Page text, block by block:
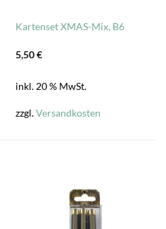
Kartenset XMAS-Mix, B6
5,50€
inkl. 20 % MwSt.
zzgl.Versandkosten